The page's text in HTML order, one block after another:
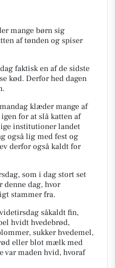
mange børn sig
af tønden og spiser
faktisk en af de sidste
kød. Derfor hed dagen
klæder mange af
for at slå katten af
institutioner landet
også lig med fest og
derfor også kaldt for
som i dag stort set
denne dag, hvor
stammer fra.
såkaldt fin,
hvidt hvedebrød,
sukker hvedemel,
eller blot mælk med
maden hvid, hvoraf